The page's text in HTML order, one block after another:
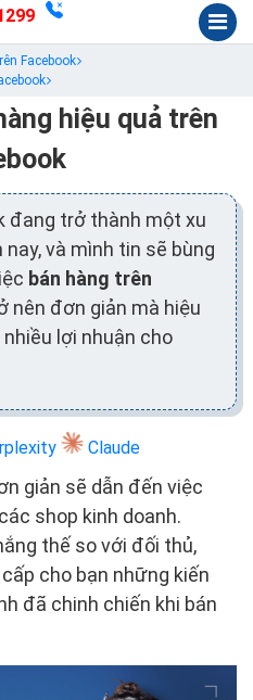
Facebook
hiệu quả trên
đang trở thành một xu
và mình tin sẽ bùng
bán hàng trên
nên đơn giản mà hiệu
lợi nhuận cho
Claude
giản sẽ dẫn đến việc
shop kinh doanh.
thế so với đối thủ,
cho bạn những kiến
đã chinh chiến khi bán